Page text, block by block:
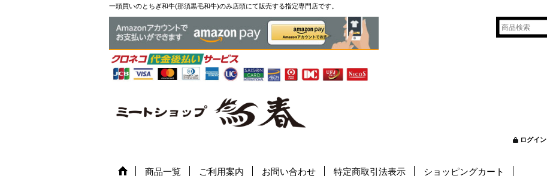
一頭買いのとちぎ和牛(那須黒毛和牛)のみ店頭にて販売する指定専門店です。
ログイン
商品一覧 ご利用案内 お問い合わせ 特定商取引法表示 ショッピングカート